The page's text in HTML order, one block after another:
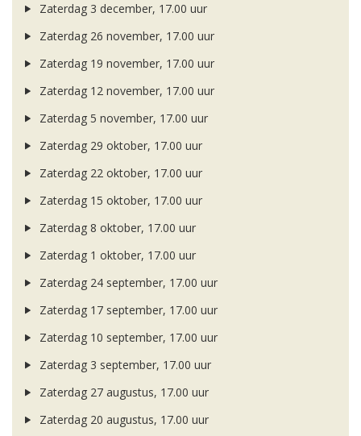
Zaterdag 3 december, 17.00 uur
Zaterdag 26 november, 17.00 uur
Zaterdag 19 november, 17.00 uur
Zaterdag 12 november, 17.00 uur
Zaterdag 5 november, 17.00 uur
Zaterdag 29 oktober, 17.00 uur
Zaterdag 22 oktober, 17.00 uur
Zaterdag 15 oktober, 17.00 uur
Zaterdag 8 oktober, 17.00 uur
Zaterdag 1 oktober, 17.00 uur
Zaterdag 24 september, 17.00 uur
Zaterdag 17 september, 17.00 uur
Zaterdag 10 september, 17.00 uur
Zaterdag 3 september, 17.00 uur
Zaterdag 27 augustus, 17.00 uur
Zaterdag 20 augustus, 17.00 uur